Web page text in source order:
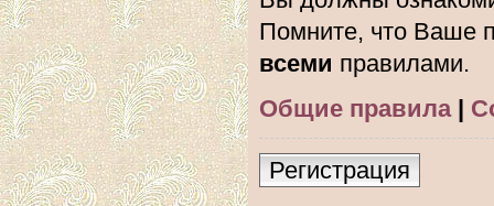
Помните, что Ваше
всеми правилами.
Общие правила|
Регистрация